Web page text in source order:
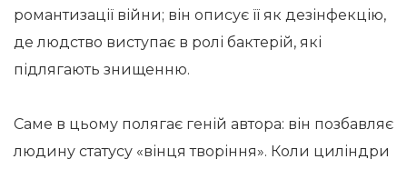
романтизації війни; він описує її як дезінфекцію,
де людство виступає в ролі бактерій, які
підлягають знищенню.
Саме в цьому полягає геній автора: він позбавляє
людину статусу «вінця творіння». Коли циліндри